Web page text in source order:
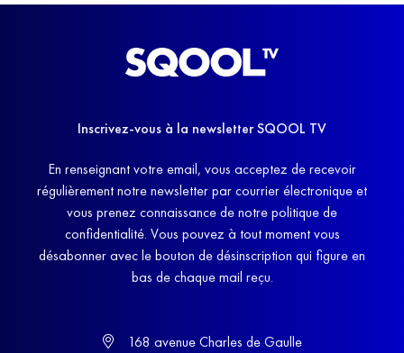
Inscrivez-vous à la newsletter SQOOL TV
En renseignant votre email, vous acceptez de recevoir
régulièrement notre newsletter par courrier électronique et
vous prenez connaissance de notre politique de
confidentialité. Vous pouvez à tout moment vous
désabonner avec le bouton de désinscription qui figure en
bas de chaque mail reçu.
168 avenue Charles de Gaulle